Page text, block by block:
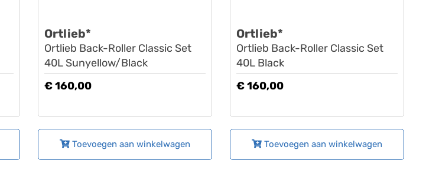
Ortlieb*
Ortlieb Back-Roller Classic Set
40L Sunyellow/Black
€ 160,00
Toevoegen aan winkelwagen
Ortlieb*
Ortlieb Back-Roller Classic Set
40L Black
€ 160,00
Toevoegen aan winkelwagen